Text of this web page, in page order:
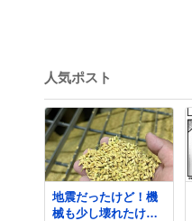
人気ポスト
地震だったけど！機
械も少し壊れたけ